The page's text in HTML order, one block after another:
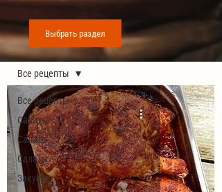
Все рецепты
Все рецепты
Салаты
Салаты
Салаты
Закуски
Все рецепты
Выбрать раздел